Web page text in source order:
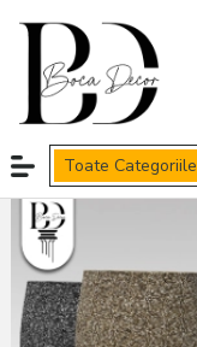
Toate Categoriile